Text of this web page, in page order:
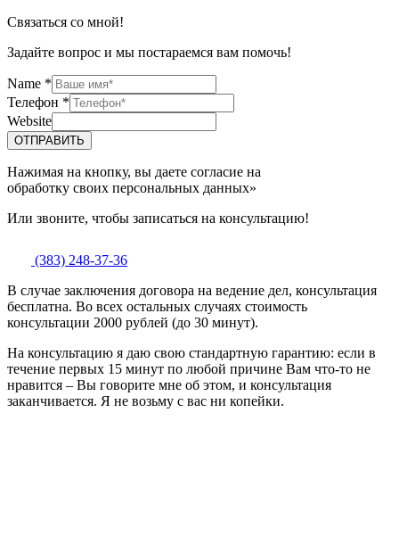
Связаться со мной!
Задайте вопрос и мы постараемся вам помочь!
Name *
Телефон *
Website
ОТПРАВИТЬ
Нажимая на кнопку, вы даете согласие на
обработку своих персональных данных»
Или звоните, чтобы записаться на консультацию!
(383) 248-37-36
В случае заключения договора на ведение дел, консультация
бесплатна. Во всех остальных случаях стоимость
консультации 2000 рублей (до 30 минут).
На консультацию я даю свою стандартную гарантию: если в
течение первых 15 минут по любой причине Вам что-то не
нравится – Вы говорите мне об этом, и консультация
заканчивается. Я не возьму с вас ни копейки.